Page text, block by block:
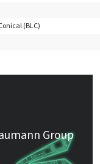
(BLC)
Group